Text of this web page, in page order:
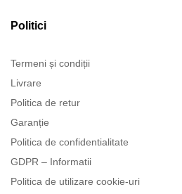
Politici
Termeni și condiții
Livrare
Politica de retur
Garanție
Politica de confidentialitate
GDPR – Informatii
Politica de utilizare cookie-uri